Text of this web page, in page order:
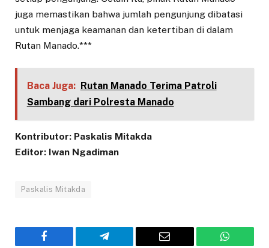
juga memastikan bahwa jumlah pengunjung dibatasi
untuk menjaga keamanan dan ketertiban di dalam
Rutan Manado.***
Baca Juga: Rutan Manado Terima Patroli
Sambang dari Polresta Manado
Kontributor: Paskalis Mitakda
Editor: Iwan Ngadiman
Paskalis Mitakda
Facebook Telegram Email